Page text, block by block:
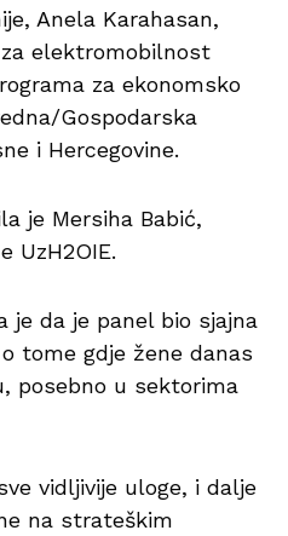
Anela Karahasan,
elektromobilnost
za ekonomsko
Gospodarska
i Hercegovine.
je Mersiha Babić,
UzH2OIE.
je da je panel bio sjajna
tome gdje žene danas
posebno u sektorima
vidljivije uloge, i dalje
na strateškim